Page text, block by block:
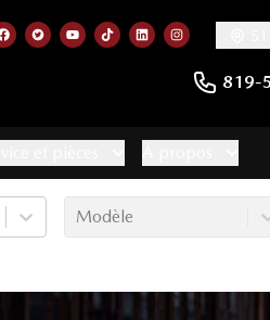
819-
Lien vers notre page facebook
Lien vers notre compte Twitter
Lien vers notre chaîne
Lien vers notre
Lien vers notre
Lien vers
Modèle